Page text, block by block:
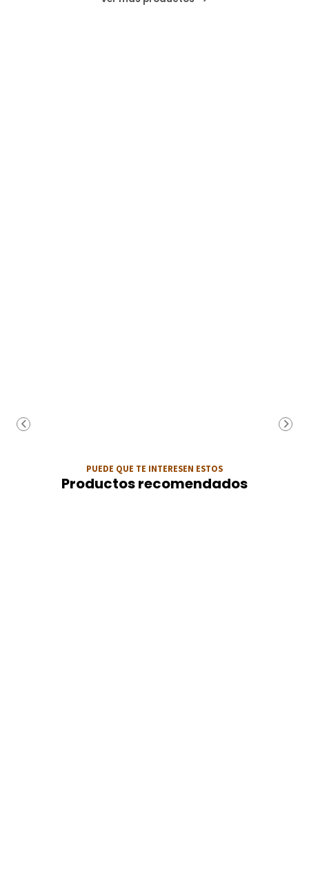
PUEDE QUE TE INTERESEN ESTOS
Productos recomendados